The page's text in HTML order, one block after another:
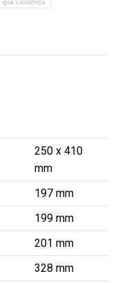
Țiglă ceramică
250 x 410
mm
197 mm
199 mm
201 mm
328 mm